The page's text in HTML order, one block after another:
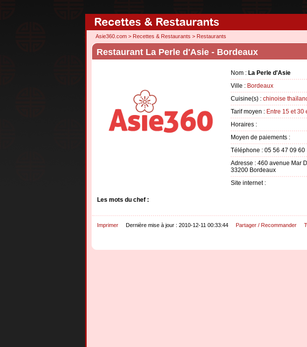
Recettes & Restaurants
Asie360.com > Recettes & Restaurants > Restaurants
Restaurant La Perle d'Asie - Bordeaux
Nom : La Perle d'Asie
Ville : Bordeaux
Cuisine(s) : chinoise
Tarif moyen : Entre 15 et 30
Horaires :
Moyen de paiements :
Téléphone : 05 56 47 09 60
Adresse : 460 avenue Mar
33200 Bordeaux
Site internet :
Les mots du chef :
Imprimer Dernière mise à jour : 2010-12-11 00:33:44 Partager / Recommander